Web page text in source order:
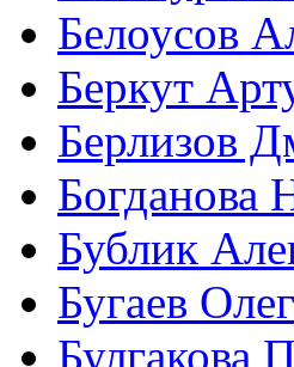
Белоусов
Беркут
Берлизов
Богданова
Бублик
Бугаев Олег
Булгакова